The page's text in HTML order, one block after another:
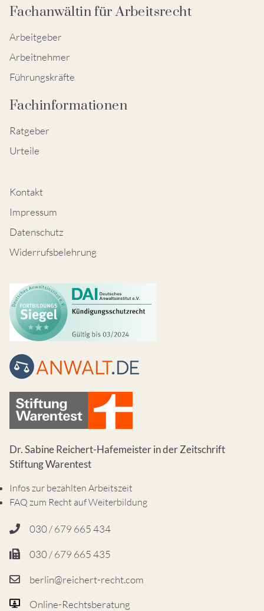
Fachanwältin für Arbeitsrecht
Arbeitgeber
Arbeitnehmer
Führungskräfte
Fachinformationen
Ratgeber
Urteile
Kontakt
Impressum
Datenschutz
Widerrufsbelehrung
Dr. Sabine Reichert-Hafemeister in der Zeitschrift
Stiftung Warentest
Infos zur bezahlten Arbeitszeit
FAQ zum Recht auf Weiterbildung
030 / 679 665 434
030 / 679 665 435
berlin@reichert-recht.com
Online-Rechtsberatung